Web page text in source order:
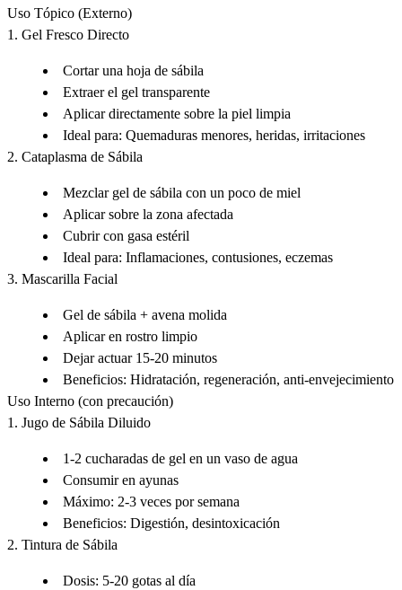
Uso Tópico (Externo)
1. Gel Fresco Directo
Cortar una hoja de sábila
Extraer el gel transparente
Aplicar directamente sobre la piel limpia
Ideal para: Quemaduras menores, heridas, irritaciones
2. Cataplasma de Sábila
Mezclar gel de sábila con un poco de miel
Aplicar sobre la zona afectada
Cubrir con gasa estéril
Ideal para: Inflamaciones, contusiones, eczemas
3. Mascarilla Facial
Gel de sábila + avena molida
Aplicar en rostro limpio
Dejar actuar 15-20 minutos
Beneficios: Hidratación, regeneración, anti-envejecimiento
Uso Interno (con precaución)
1. Jugo de Sábila Diluido
1-2 cucharadas de gel en un vaso de agua
Consumir en ayunas
Máximo: 2-3 veces por semana
Beneficios: Digestión, desintoxicación
2. Tintura de Sábila
Dosis: 5-20 gotas al día